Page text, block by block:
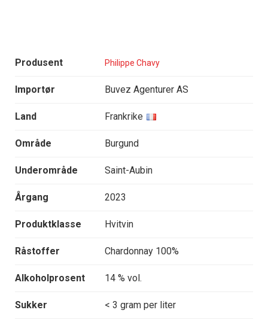
Produsent Philippe Chavy
Importør Buvez Agenturer AS
Land Frankrike
Område Burgund
Underområde Saint-Aubin
Årgang 2023
Produktklasse Hvitvin
Råstoffer Chardonnay 100%
Alkoholprosent 14 % vol.
Sukker < 3 gram per liter